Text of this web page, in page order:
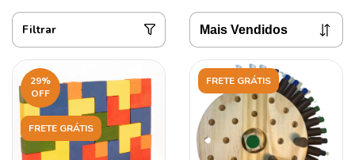
Filtrar
29%
OFF
FRETE GRÁTIS
FRETE GRÁTIS